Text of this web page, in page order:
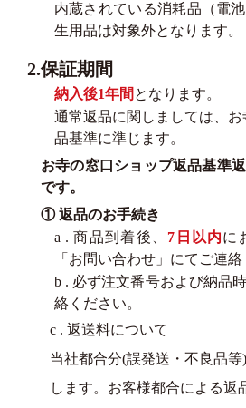
内蔵されている消耗品（電
生用品は対象外となります。
2.保証期間
納入後1年間 となります。
通常返品に関しましては、
品基準に準じます。
お寺の窓口ショップ返品基準
です。
① 返品のお手続き
a . 商品到着後、 7日以内に
「お問い合わせ」にてご連絡
b . 必ず注文番号および納品
絡ください。
c . 返送料について
当社都合分(誤発送・不良品
します。お客様都合による返